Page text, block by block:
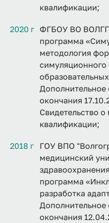
квалификации;
2020 г ФГБОУ ВО
программа
методология
симуляционного
Дополнительное
окончания
Свидетельство
квалификации;
2018 г
ГОУ ВПО
медицинский
программа
разработка
Дополнительное
окончания